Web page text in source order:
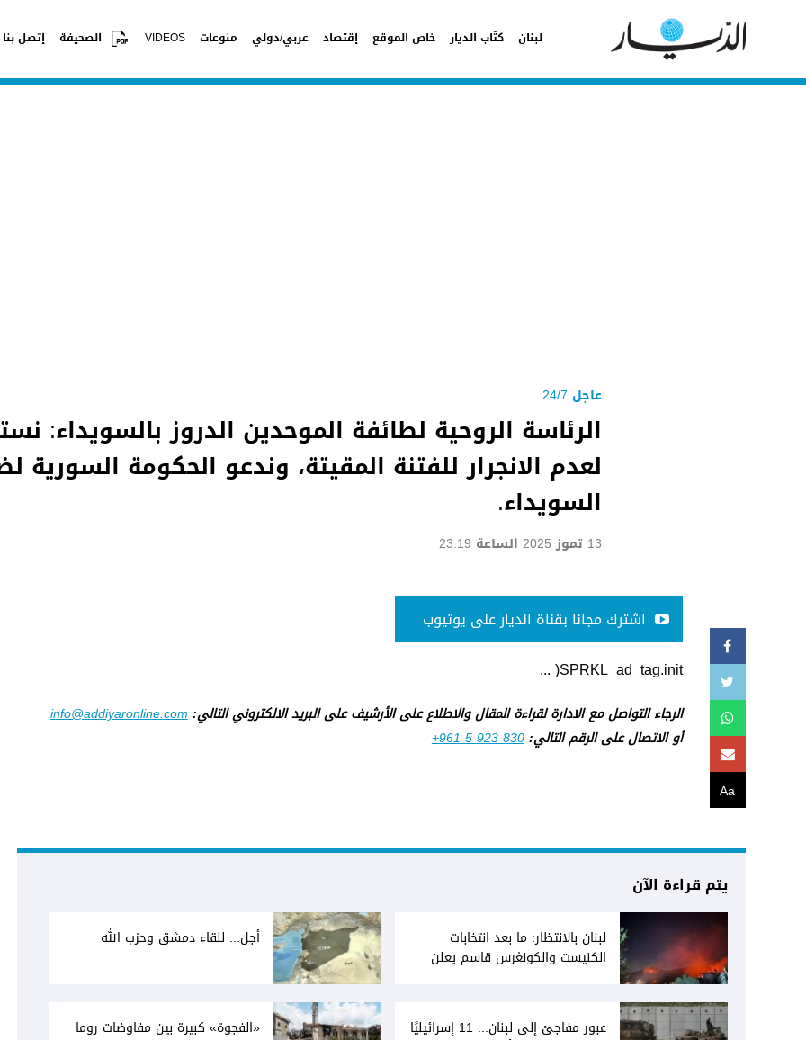
لبنان كتّاب الديار خاص الموقع إقتصاد عربي/دولي منوعات VIDEOS الصحيفة إتصل بنا
عاجل 24/7
الرئاسة الروحية لطائفة الموحدين الدروز بالسويداء:
لعدم الانجرار للفتنة المقيتة، وندعو الحكومة
السويداء.
13 تموز 2025 الساعة 23:19
Aa
اشترك مجانا بقناة الديار على يوتيوب
SPRKL_ad_tag.init( ...
الرجاء التواصل مع الادارة لقراءة المقال والاطلاع على الأرشيف على البريد الالكتروني التالي:info@addiyaronline.com
أو الاتصال على الرقم التالي:+961 5 923 830
يتم قراءة الآن
لبنان بالانتظار: ما بعد انتخابات
الكنيست والكونغرس قاسم يعلن
أجل... للقاء دمشق وحزب الله
عبور مفاجئ إلى لبنان... 11 إسرائيليًا
«الفجوة» كبيرة بين مفاوضات روما